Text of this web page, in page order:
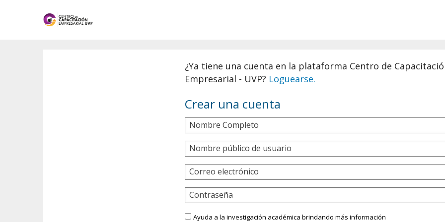
¿Ya tiene una cuenta en la plataforma Centro de
Empresarial - UVP? Loguearse.
Crear una cuenta
Nombre Completo
Nombre público de usuario
Correo electrónico
Contraseña
Ayuda a la investigación académica brindando más información